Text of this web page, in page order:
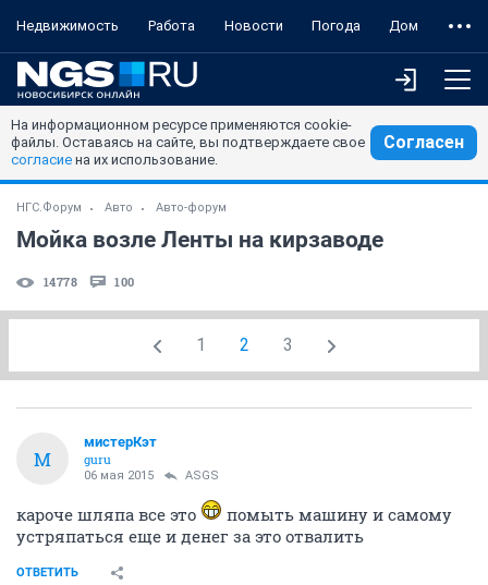
Недвижимость Работа Новости Погода Дом
На информационном ресурсе применяются cookie-
файлы. Оставаясь на сайте, вы подтверждаете свое
согласие на их использование.
Согласен
НГС.Форум Авто Авто-форум
Мойка возле Ленты на кирзаводе
14778 100
1 2 3
М
мистерКэт
guru
06 мая 2015 ASGS
кароче шляпа все это
помыть машину и самому
устряпаться еще и денег за это отвалить
ОТВЕТИТЬ